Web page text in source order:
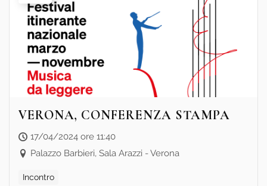
VERONA, CONFERENZA STAMPA
17/04/2024 ore 11:40
Palazzo Barbieri, Sala Arazzi - Verona
Incontro